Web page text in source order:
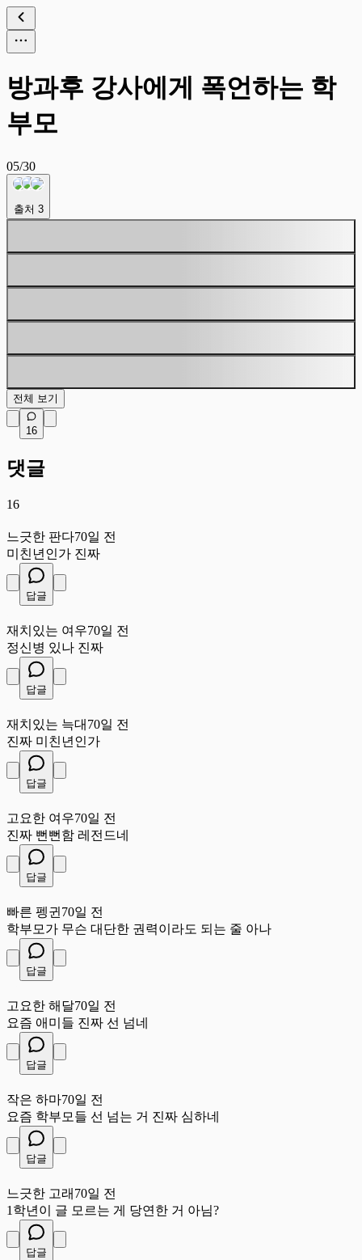
방과후 강사에게 폭언하는 학
부모
05/30
출처 3
전체 보기
16
댓글
16
느긋한 판다70일 전
미친년인가 진짜
답글
재치있는 여우70일 전
정신병 있나 진짜
답글
재치있는 늑대 70일 전
진짜 미친년인가
답글
고요한 여우70일 전
진짜 뻔뻔함 레전드네
답글
빠른 펭귄 70일 전
학부모가 무슨 대단한 권력이라도 되는 줄 아나
답글
고요한 해달70일 전
요즘 애미들 진짜 선 넘네
답글
작은 하마70일 전
요즘 학부모들 선 넘는 거 진짜 심하네
답글
느긋한 고래 70일 전
1학년이 글 모르는 게 당연한 거 아님?
답글